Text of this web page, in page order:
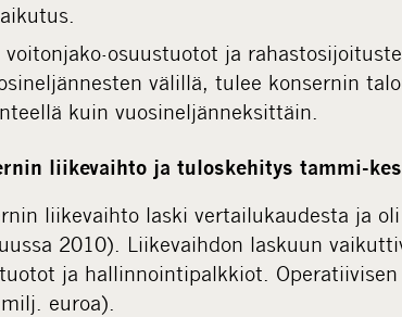
voitonjako-osuustuotot ja
välillä, tulee konsernin
kuin vuosineljänneksittäin.
liikevaihto ja tuloskehitys tammi-
liikevaihto laski vertailukaudesta ja
2010). Liikevaihdon laskuun
ja hallinnointipalkkiot.
euroa).